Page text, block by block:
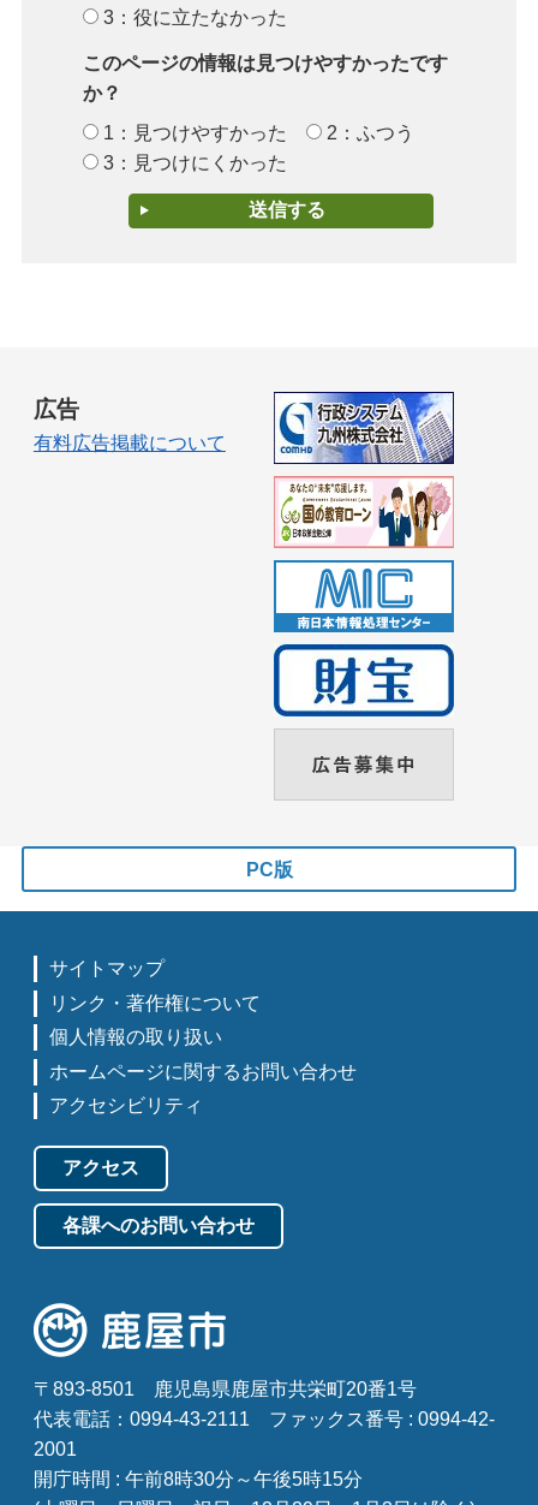
3：役に立たなかった
このページの情報は見つけやすかったです
か？
1：見つけやすかった
2：ふつう
3：見つけにくかった
広告
有料広告掲載について
PC版
サイトマップ
リンク・著作権について
個人情報の取り扱い
ホームページに関するお問い合わせ
アクセシビリティ
アクセス
各課へのお問い合わせ
〒893-8501
鹿児島県鹿屋市共栄町20番1号
代表電話：0994-43-2111
ファックス番号 : 0994-42-
2001
開庁時間 : 午前8時30分～午後5時15分